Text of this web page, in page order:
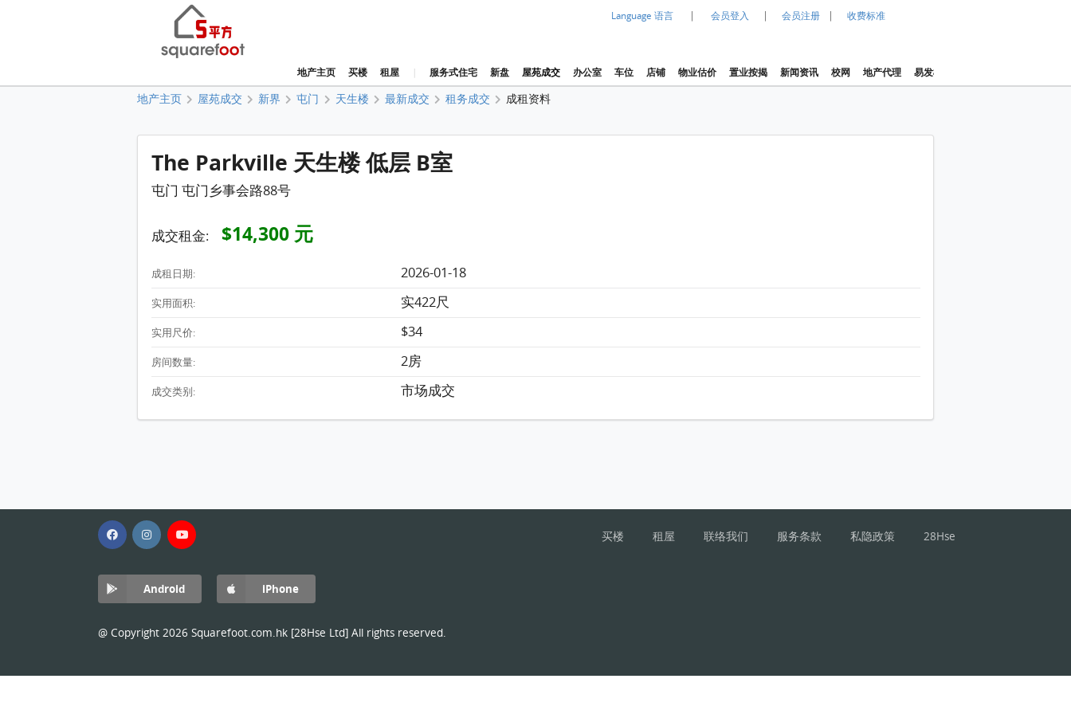
Language 语言 | 会员登入 | 会员注册 | 收费标准
地产主页 买楼 租屋 | 服务式住宅 新盘 屋苑成交 办公室 车位 店铺 物业估价 置业按揭 新闻资讯 校网 地产代理 易发楼价指数
地产主页 屋苑成交 新界 屯门 天生楼 最新成交 租务成交 成租资料
The Parkville 天生楼 低层 B室
屯门 屯门乡事会路88号
成交租金: $14,300 元
成租日期: 2026-01-18
实用面积: 实422尺
实用尺价: $34
房间数量: 2房
成交类别: 市场成交
买楼 租屋 联络我们 服务条款 私隐政策 28Hse
Android iPhone
@ Copyright 2026 Squarefoot.com.hk [28Hse Ltd] All rights reserved.